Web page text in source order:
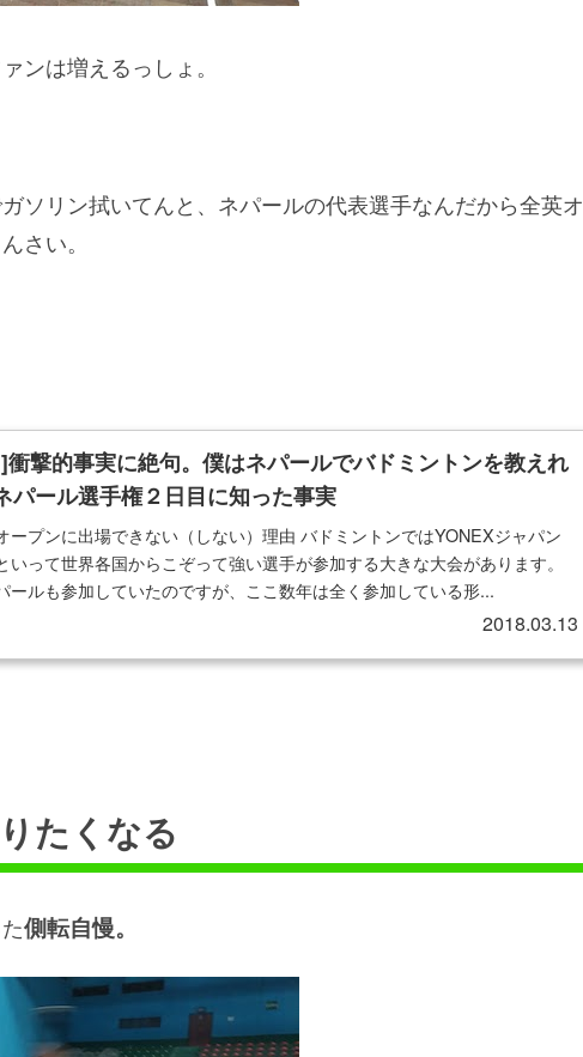
ンは増えるっしょ。
ソリン拭いてんと、ネパールの代表選手なんだから全英オ
さい。
衝撃的事実に絶句。僕はネパールでバドミントンを教えれ
パール選手権２日目に知った事実
ープンに出場できない（しない）理由 バドミントンではYONEXジャパン
いって世界各国からこぞって強い選手が参加する大きな大会があります。
ールも参加していたのですが、ここ数年は全く参加している形...
2018.03.13
たくなる
側転自慢。